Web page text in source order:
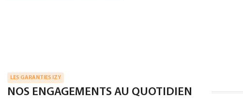
LES GARANTIES IZY
NOS ENGAGEMENTS AU QUOTIDIEN